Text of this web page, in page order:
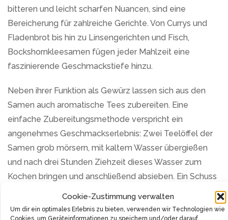
Cookie-Zustimmung verwalten
Um dir ein optimales Erlebnis zu bieten, verwenden wir Technologien wie
Cookies, um Geräteinformationen zu speichern und/oder darauf
bitteren und leicht scharfen Nuancen, sind eine
Bereicherung für zahlreiche Gerichte. Von Currys und
Fladenbrot bis hin zu Linsengerichten und Fisch,
Bockshornkleesamen fügen jeder Mahlzeit eine
faszinierende Geschmackstiefe hinzu.
Neben ihrer Funktion als Gewürz lassen sich aus den
Samen auch aromatische Tees zubereiten. Eine
einfache Zubereitungsmethode verspricht ein
angenehmes Geschmackserlebnis: Zwei Teelöffel der
Samen grob mörsern, mit kaltem Wasser übergießen
und nach drei Stunden Ziehzeit dieses Wasser zum
Kochen bringen und anschließend absieben. Ein Schuss
für einen süßen Kontrast zu den kräftigen Noten des